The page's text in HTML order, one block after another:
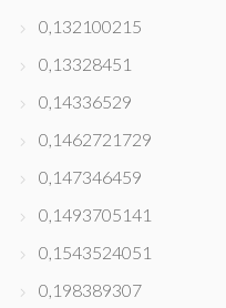
0,132100215
0,13328451
0,14336529
0,1462721729
0,147346459
0,1493705141
0,1543524051
0,198389307